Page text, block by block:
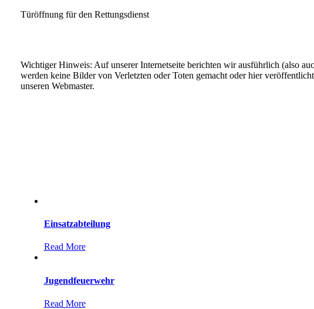
Türöffnung für den Rettungsdienst
Wichtiger Hinweis: Auf unserer Internetseite berichten wir ausführlich (also
werden keine Bilder von Verletzten oder Toten gemacht oder hier
unseren Webmaster.
Einsatzabteilung
Read More
Jugendfeuerwehr
Read More